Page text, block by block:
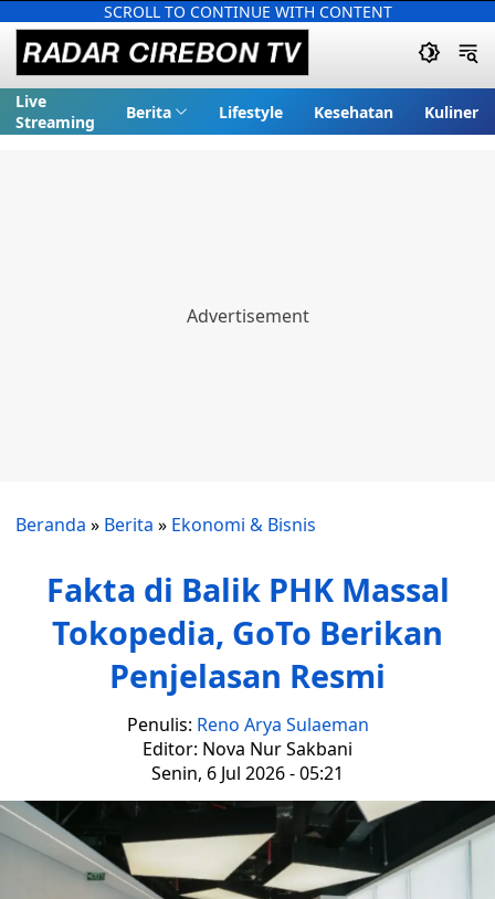
SCROLL TO CONTINUE WITH CONTENT
Live
Streaming
Berita Lifestyle Kesehatan Kuliner
Beranda » Berita » Ekonomi & Bisnis
Fakta di Balik PHK Massal
Tokopedia, GoTo Berikan
Penjelasan Resmi
Penulis: Reno Arya Sulaeman
Editor: Nova Nur Sakbani
Senin, 6 Jul 2026 - 05:21